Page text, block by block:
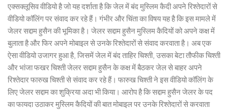
एक्सक्लूसिव वीडियो है जो यह दर्शाता है कि जेल में बंद मुस्लिम कैदी अपने रिश्तेदारों से
वीडियो कॉलिंग पर संवाद कर रहे हैं। गंभीर और चिंता का विषय यह है कि इस मामले में
जेलर सद्दाम हुसैन की भूमिका है। जेलर सद्दाम हुसैन मुस्लिम कैदियों को अपने कक्ष में
बुलाता है और फिर अपने मोबाइल से उनके रिश्तेदारों से संवाद करवाता है। अब एक
ऐसा वीडियो उजागर हुआ है, जिसमें जेल में बंद ताहिर चिश्ती, उसका बेटा तौफीक चिश्ती
और भांजा फखर चिश्ती जेलर सद्दाम हुसैन के कक्ष में बैठकर जेल से बाहर अपने
रिश्तेदार फारुख चिश्ती से संवाद कर रहे हैं। फारुख चिश्ती ने इस वीडियो कॉलिंग के
लिए जेलर सद्दाम का शुक्रिया अदा भी किया। आरोप है कि सद्दाम हुसैन जेलर के पद
का फायदा उठाकर मुस्लिम कैदियों की बात मोबाइल पर उनके रिश्तेदारों से करवाता